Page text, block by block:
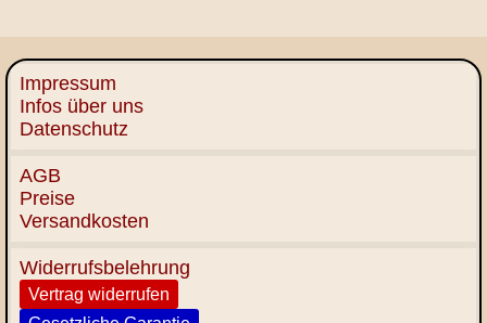
Impressum
Infos über uns
Datenschutz
AGB
Preise
Versandkosten
Widerrufsbelehrung
Vertrag widerrufen